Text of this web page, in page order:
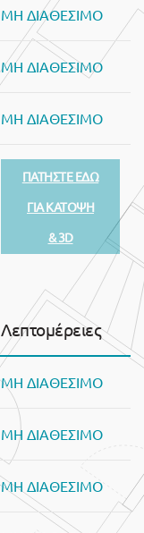
ΜΗ ΔΙΑΘΕΣΙΜΟ
ΜΗ ΔΙΑΘΕΣΙΜΟ
ΜΗ ΔΙΑΘΕΣΙΜΟ
ΠΑΤΗΣΤΕ ΕΔΩ
ΓΙΑ ΚΑΤΟΨΗ
& 3D
Λεπτομέρειες
ΜΗ ΔΙΑΘΕΣΙΜΟ
ΜΗ ΔΙΑΘΕΣΙΜΟ
ΜΗ ΔΙΑΘΕΣΙΜΟ